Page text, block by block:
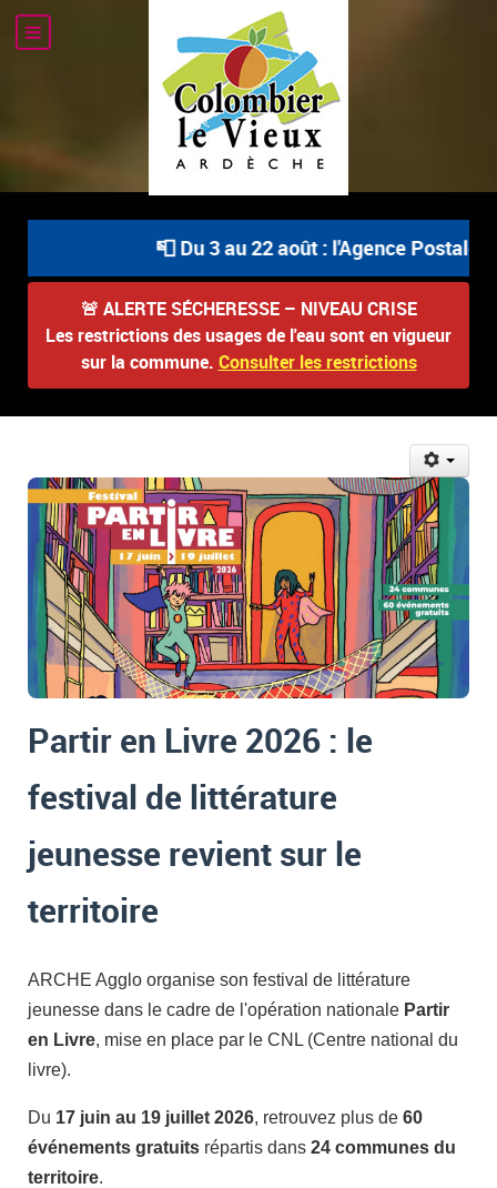
📮 Du 3 au 22 août : l'Agence Postale
🚨 ALERTE SÉCHERESSE – NIVEAU CRISE
Les restrictions des usages de l'eau sont en vigueur
sur la commune. Consulter les restrictions
Partir en Livre 2026 : le
festival de littérature
jeunesse revient sur le
territoire
ARCHE Agglo organise son festival de littérature
jeunesse dans le cadre de l'opération nationale Partir
en Livre, mise en place par le CNL (Centre national du
livre).
Du 17 juin au 19 juillet 2026, retrouvez plus de 60
événements gratuits répartis dans 24 communes du
territoire.